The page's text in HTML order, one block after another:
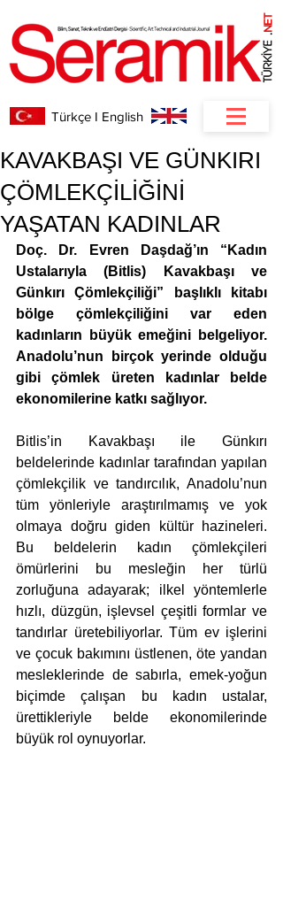
.
NET
Türkçe I English
KAVAKBAŞI VE GÜNKIRI
ÇÖMLEKÇİLİĞİNİ
YAŞATAN KADINLAR
Doç. Dr. Evren Daşdağ’ın “Kadın
Ustalarıyla (Bitlis) Kavakbaşı ve
Günkırı Çömlekçiliği” başlıklı kitabı
bölge çömlekçiliğini var eden
kadınların büyük emeğini belgeliyor.
Anadolu’nun birçok yerinde olduğu
gibi çömlek üreten kadınlar belde
ekonomilerine katkı sağlıyor.
Bitlis’in Kavakbaşı ile Günkırı
beldelerinde kadınlar tarafından yapılan
çömlekçilik ve tandırcılık, Anadolu’nun
tüm yönleriyle araştırılmamış ve yok
olmaya doğru giden kültür hazineleri.
Bu beldelerin kadın çömlekçileri
ömürlerini bu mesleğin her türlü
zorluğuna adayarak; ilkel yöntemlerle
hızlı, düzgün, işlevsel çeşitli formlar ve
tandırlar üretebiliyorlar. Tüm ev işlerini
ve çocuk bakımını üstlenen, öte yandan
mesleklerinde de sabırla, emek-yoğun
biçimde çalışan bu kadın ustalar,
ürettikleriyle belde ekonomilerinde
büyük rol oynuyorlar.